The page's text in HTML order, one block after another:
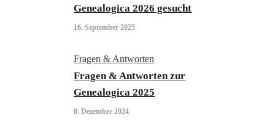
Genealogica 2026 gesucht
16. September 2025
Fragen & Antworten
Fragen & Antworten zur
Genealogica 2025
8. Dezember 2024